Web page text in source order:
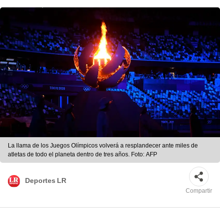
La llama de los Juegos Olímpicos volverá a resplandecer ante miles de
atletas de todo el planeta dentro de tres años. Foto: AFP
Deportes LR
Compartir